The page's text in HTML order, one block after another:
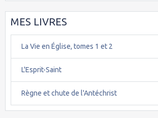
MES LIVRES
La Vie en Église, tomes 1 et 2
L'Esprit-Saint
Règne et chute de l'Antéchrist